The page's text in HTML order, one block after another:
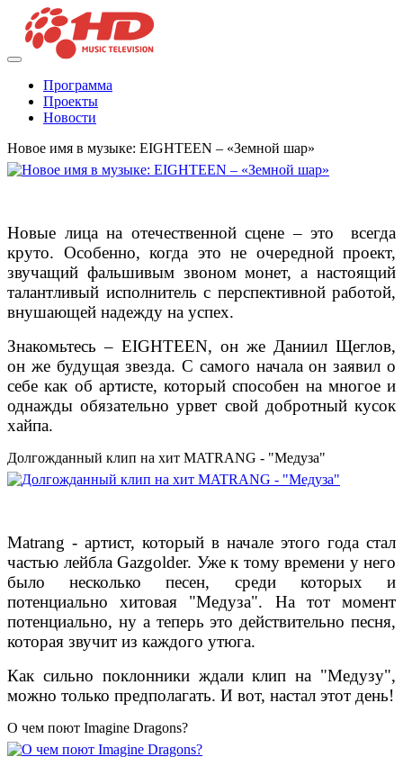
Программа
Проекты
Новости
Новое имя в музыке: EIGHTEEN – «Земной шар»
Новые лица на отечественной сцене – это всегда
круто. Особенно, когда это не очередной проект,
звучащий фальшивым звоном монет, а настоящий
талантливый исполнитель с перспективной работой,
внушающей надежду на успех.
Знакомьтесь – EIGHTEEN, он же Даниил Щеглов,
он же будущая звезда. С самого начала он заявил о
себе как об артисте, который способен на многое и
однажды обязательно урвет свой добротный кусок
хайпа.
Долгожданный клип на хит MATRANG - "Медуза"
Matrang - артист, который в начале этого года стал
частью лейбла Gazgolder. Уже к тому времени у него
было несколько песен, среди которых и
потенциально хитовая "Медуза". На тот момент
потенциально, ну а теперь это действительно песня,
которая звучит из каждого утюга.
Как сильно поклонники ждали клип на "Медузу",
можно только предполагать. И вот, настал этот день!
О чем поют Imagine Dragons?